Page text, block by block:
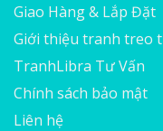
Giao Hàng & Lắp Đặt
Giới thiệu tranh treo
TranhLibra Tư Vấn
Chính sách bảo mật
Liên hệ